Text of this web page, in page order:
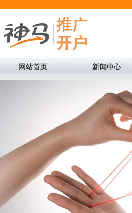
网站首页 新闻中心